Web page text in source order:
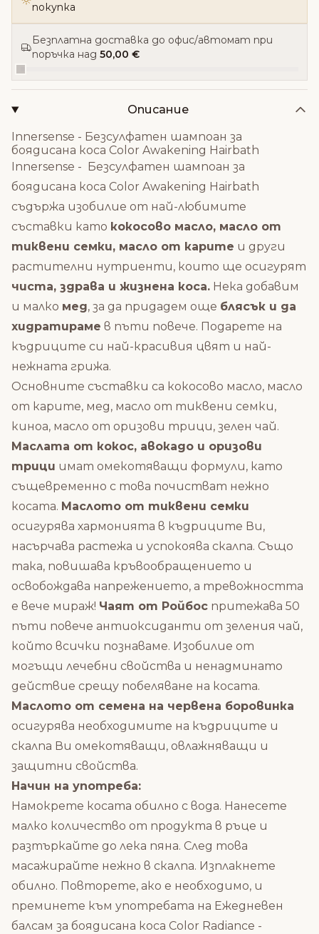
покупка
Безплатна доставка до офис/автомат при
поръчка над 50,00 €
Описание
Innersense - Безсулфатен шампоан за
боядисана коса Color Awakening Hairbath
Innersense - Безсулфатен шампоан за
боядисана коса Color Awakening Hairbath
съдържа изобилие от най-любимите
съставки като кокосово масло, масло от
тиквени семки, масло от карите и други
растителни нутриенти, които ще осигурят
чиста, здрава и жизнена коса. Нека добавим
и малко мед, за да придадем още блясък и да
хидратираме в пъти повече. Подарете на
къдриците си най-красивия цвят и най-
нежната грижа.
Основните съставки са кокосово масло, масло
от карите, мед, масло от тиквени семки,
киноа, масло от оризови трици, зелен чай.
Маслата от кокос, авокадо и оризови
трици имат омекотяващи формули, като
същевременно с това почистват нежно
косата. Маслото от тиквени семки
осигурява хармонията в къдриците Ви,
насърчава растежа и успокоява скалпа. Също
така, повишава кръвообращението и
освобождава напрежението, а тревожността
е вече мираж! Чаят от Ройбос притежава 50
пъти повече антиоксиданти от зеления чай,
който всички познаваме. Изобилие от
могъщи лечебни свойства и ненадминато
действие срещу побеляване на косата.
Маслото от семена на червена боровинка
осигурява необходимите на къдриците и
скалпа Ви омекотяващи, овлажняващи и
защитни свойства.
Начин на употреба:
Намокрете косата обилно с вода. Нанесете
малко количество от продукта в ръце и
разтъркайте до лека пяна. След това
масажирайте нежно в скалпа. Изплакнете
обилно. Повторете, ако е необходимо, и
преминете към употребата на Ежедневен
балсам за боядисана коса Color Radiance -